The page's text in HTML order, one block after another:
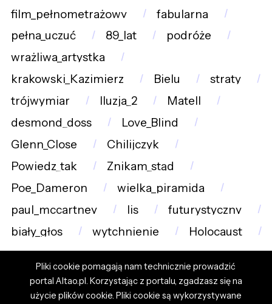
film_pełnometrażowy
fabularna
pełna_uczuć
89_lat
podróże
wrażliwa_artystka
krakowski_Kazimierz
Bielu
straty
trójwymiar
Iluzja_2
Matell
desmond_doss
Love_Blind
Glenn_Close
Chilijczyk
Powiedz_tak
Znikam_stąd
Poe_Dameron
wielka_piramida
paul_mccartney
lis
futurystyczny
biały_głos
wytchnienie Holocaust
Pliki cookie pomagają nam technicznie prowadzić
portal Altao.pl. Korzystając z portalu, zgadzasz się na
użycie plików cookie. Pliki cookie są wykorzystywane